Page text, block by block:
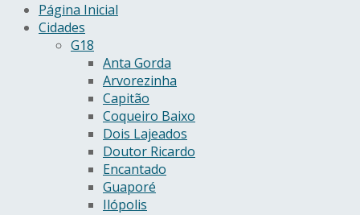
Página Inicial
Cidades
G18
Anta Gorda
Arvorezinha
Capitão
Coqueiro Baixo
Dois Lajeados
Doutor Ricardo
Encantado
Guaporé
Ilópolis